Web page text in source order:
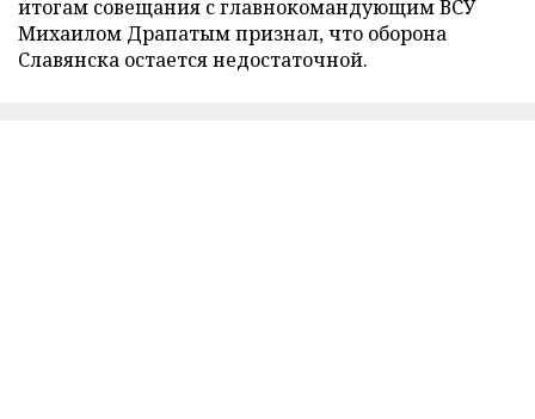
итогам совещания с главнокомандующим ВСУ
Михаилом Драпатым признал, что оборона
Славянска остается недостаточной.